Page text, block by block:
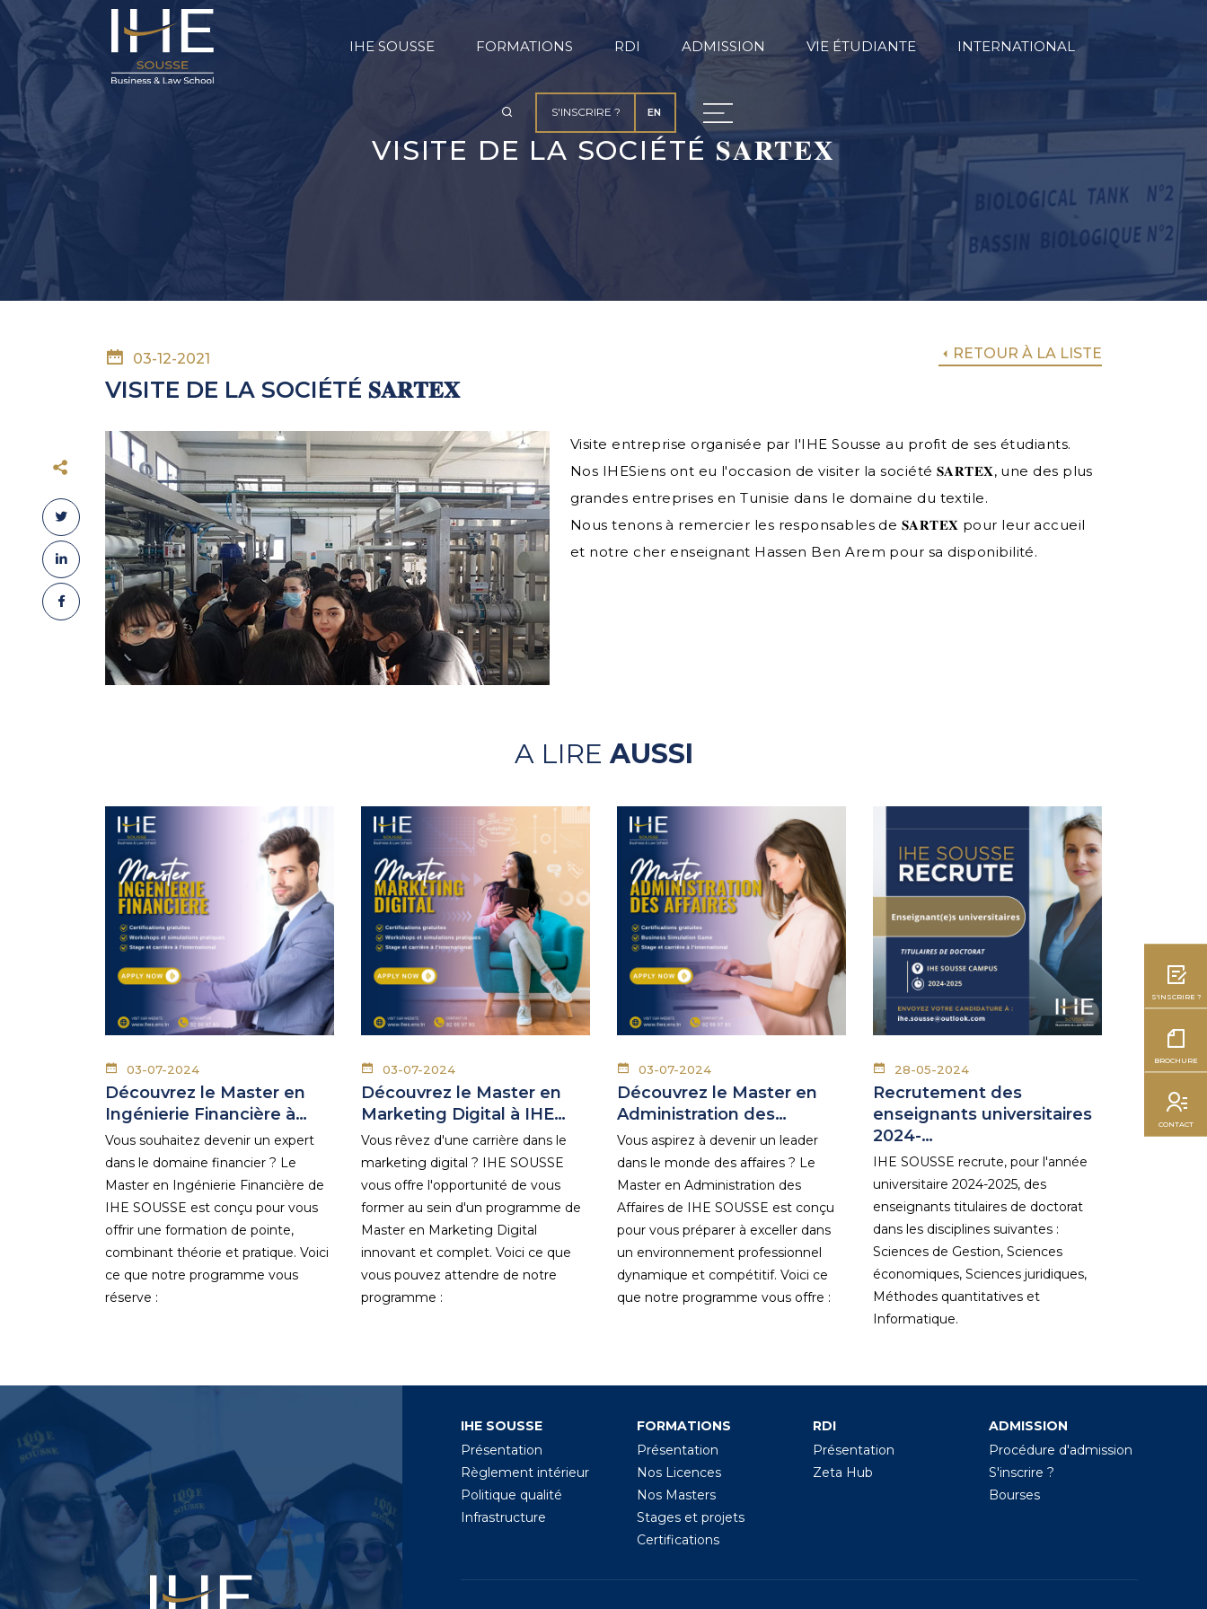
IHE SOUSSE FORMATIONS RDI ADMISSION VIE ÉTUDIANTE INTERNATIONAL
S'INSCRIRE ? EN
VISITE DE LA SOCIÉTÉ 𝐒𝐀𝐑𝐓𝐄𝐗
S'INSCRIRE ?
BROCHURE
CONTACT
03-12-2021 RETOUR À LA LISTE
VISITE DE LA SOCIÉTÉ 𝐒𝐀𝐑𝐓𝐄𝐗
Visite entreprise organisée par l'IHE Sousse au profit de ses étudiants.
Nos IHESiens ont eu l'occasion de visiter la société 𝐒𝐀𝐑𝐓𝐄𝐗, une des plus
grandes entreprises en Tunisie dans le domaine du textile.
Nous tenons à remercier les responsables de 𝐒𝐀𝐑𝐓𝐄𝐗 pour leur accueil
et notre cher enseignant Hassen Ben Arem pour sa disponibilité.
A LIRE AUSSI
03-07-2024
Découvrez le Master en
Ingénierie Financière à…
Vous souhaitez devenir un expert
dans le domaine financier ? Le
Master en Ingénierie Financière de
IHE SOUSSE est conçu pour vous
offrir une formation de pointe,
combinant théorie et pratique. Voici
ce que notre programme vous
réserve :
03-07-2024
Découvrez le Master en
Marketing Digital à IHE…
Vous rêvez d'une carrière dans le
marketing digital ? IHE SOUSSE
vous offre l'opportunité de vous
former au sein d'un programme de
Master en Marketing Digital
innovant et complet. Voici ce que
vous pouvez attendre de notre
programme :
03-07-2024
Découvrez le Master en
Administration des…
Vous aspirez à devenir un leader
dans le monde des affaires ? Le
Master en Administration des
Affaires de IHE SOUSSE est conçu
pour vous préparer à exceller dans
un environnement professionnel
dynamique et compétitif. Voici ce
que notre programme vous offre :
28-05-2024
Recrutement des
enseignants universitaires
2024-…
IHE SOUSSE recrute, pour l'année
universitaire 2024-2025, des
enseignants titulaires de doctorat
dans les disciplines suivantes :
Sciences de Gestion, Sciences
économiques, Sciences juridiques,
Méthodes quantitatives et
Informatique.
IHE SOUSSE
Présentation
Règlement intérieur
Politique qualité
Infrastructure
FORMATIONS
Présentation
Nos Licences
Nos Masters
Stages et projets
Certifications
RDI
Présentation
Zeta Hub
ADMISSION
Procédure d'admission
S'inscrire ?
Bourses